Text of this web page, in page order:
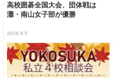
高校囲碁全国大会、団体戦は
灘・南山女子部が優勝
2026.8.5